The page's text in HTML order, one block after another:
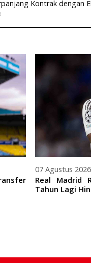
Kontrak dengan
07 Agustus
Real Madrid
Tahun Lagi